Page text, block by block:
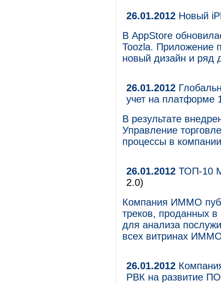
26.01.2012 Новый
В AppStore
Toozla. Приложение
новый дизайн и ряд
26.01.2012
учет на платформе
В результате
Управление
процессы в
26.01.2012 ТОП-10
2.0)
Компания ИММО
треков, проданных
для анализа
всех витринах
26.01.2012
РВК на развитие